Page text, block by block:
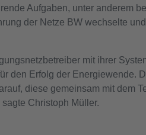
Aufgaben, unter anderem
der Netze BW wechselte
mit ihrer
den Erfolg der Energiewende.
diese gemeinsam mit dem
sagte Christoph Müller.